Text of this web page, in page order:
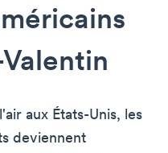
aux États-Unis, les
deviennent